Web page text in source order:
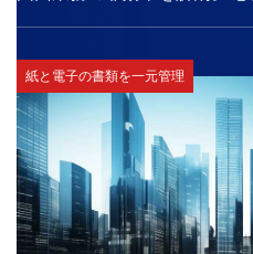
紙と電子の書類を一元管理